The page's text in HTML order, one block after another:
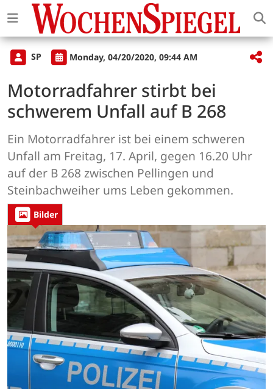
SP Monday, 04/20/2020, 09:44 AM
Motorradfahrer stirbt bei
schwerem Unfall auf B 268
Ein Motorradfahrer ist bei einem schweren
Unfall am Freitag, 17. April, gegen 16.20 Uhr
auf der B 268 zwischen Pellingen und
Steinbachweiher ums Leben gekommen.
Bilder